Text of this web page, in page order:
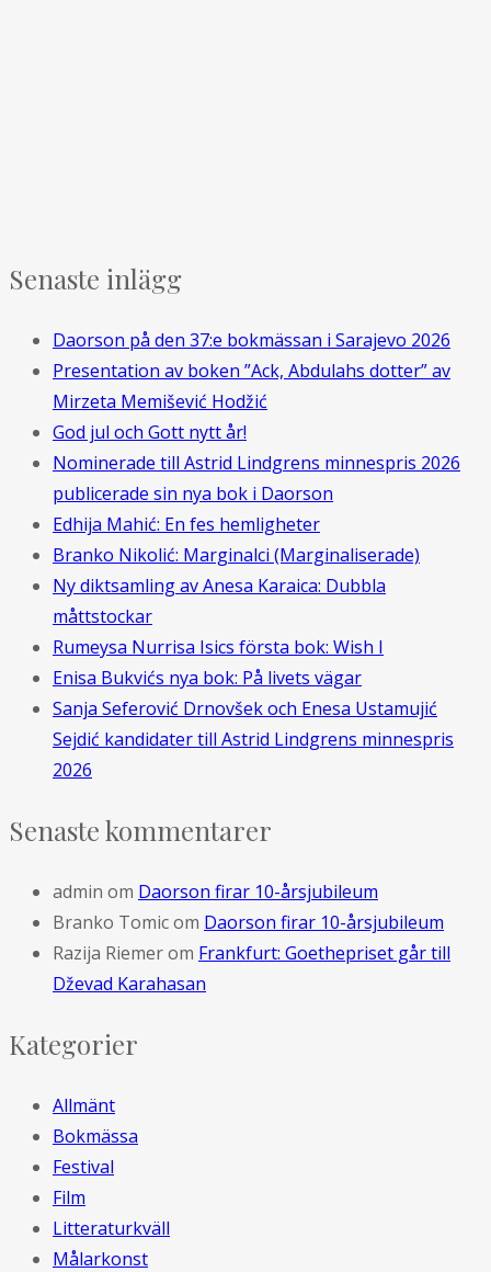
Senaste inlägg
Daorson på den 37:e bokmässan i Sarajevo 2026
Presentation av boken ”Ack, Abdulahs dotter” av
Mirzeta Memišević Hodžić
God jul och Gott nytt år!
Nominerade till Astrid Lindgrens minnespris 2026
publicerade sin nya bok i Daorson
Edhija Mahić: En fes hemligheter
Branko Nikolić: Marginalci (Marginaliserade)
Ny diktsamling av Anesa Karaica: Dubbla
måttstockar
Rumeysa Nurrisa Isics första bok: Wish I
Enisa Bukvićs nya bok: På livets vägar
Sanja Seferović Drnovšek och Enesa Ustamujić
Sejdić kandidater till Astrid Lindgrens minnespris
2026
Senaste kommentarer
admin om Daorson firar 10-årsjubileum
Branko Tomicom Daorson firar 10-årsjubileum
Razija Riemerom Frankfurt: Goethepriset går till
Dževad Karahasan
Kategorier
Allmänt
Bokmässa
Festival
Film
Litteraturkväll
Målarkonst